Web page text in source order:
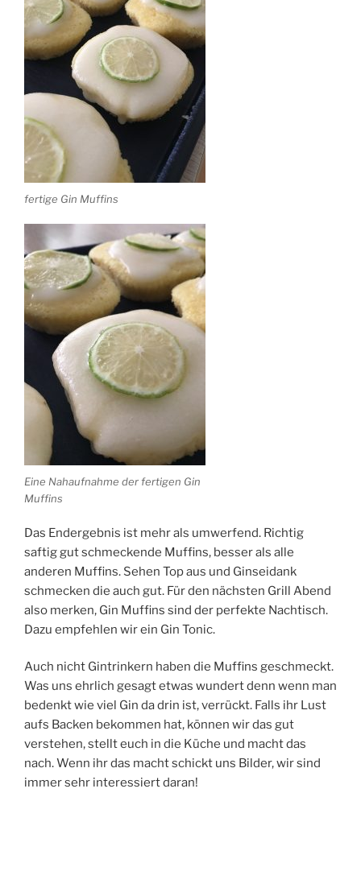
fertige Gin Muffins
Eine Nahaufnahme der fertigen Gin
Muffins
Das Endergebnis ist mehr als umwerfend. Richtig
saftig gut schmeckende Muffins, besser als alle
anderen Muffins. Sehen Top aus und Ginseidank
schmecken die auch gut. Für den nächsten Grill Abend
also merken, Gin Muffins sind der perfekte Nachtisch.
Dazu empfehlen wir ein Gin Tonic.
Auch nicht Gintrinkern haben die Muffins geschmeckt.
Was uns ehrlich gesagt etwas wundert denn wenn man
bedenkt wie viel Gin da drin ist, verrückt. Falls ihr Lust
aufs Backen bekommen hat, können wir das gut
verstehen, stellt euch in die Küche und macht das
nach. Wenn ihr das macht schickt uns Bilder, wir sind
immer sehr interessiert daran!